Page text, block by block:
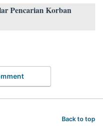
Pencarian Korban
Back to top